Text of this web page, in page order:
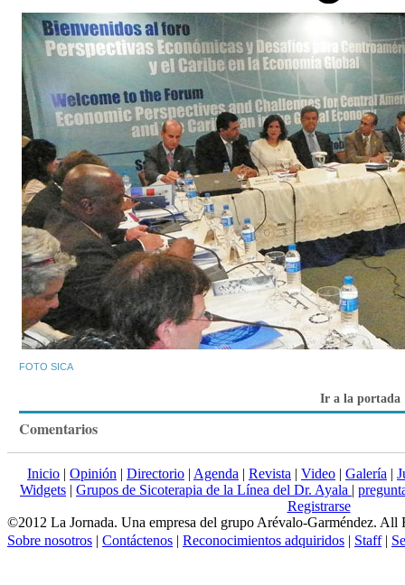
FOTO SICA
Ir a la portada
Comentarios
Inicio | Opinión | Directorio | Agenda | Revista | Video | Galería |
Widgets | Grupos de Sicoterapia de la Línea del Dr. Ayala |
Registrarse
©2012 La Jornada. Una empresa del grupo Arévalo-Garméndez. All
Sobre nosotros | Contáctenos | Reconocimientos adquiridos | Staff|